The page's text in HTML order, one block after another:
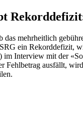
das mehrheitlich
ein Rekorddefizit,
im Interview mit der
Fehlbetrag ausfällt,